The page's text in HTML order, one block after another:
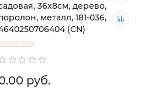
36х8см, дерево,
металл, 181-036,
(CN)
руб.